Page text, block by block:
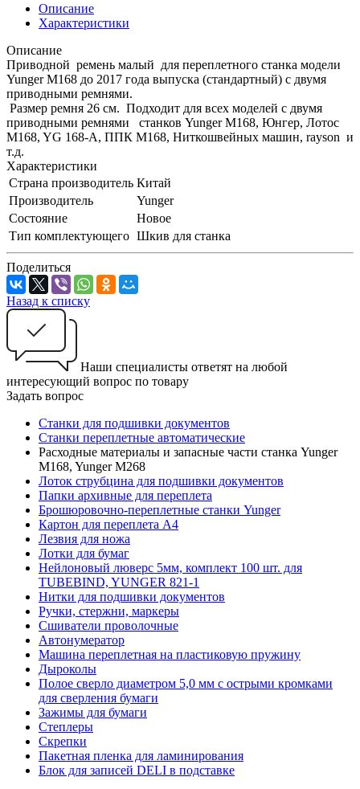
Описание
Характеристики
Описание
Приводной ремень малый для переплетного станка модели
Yunger М168 до 2017 года выпуска (стандартный) с двумя
приводными ремнями.
Размер ремня 26 см. Подходит для всех моделей с двумя
приводными ремнями станков Yunger М168, Юнгер, Лотос
M168, YG 168-A, ППК М168, Ниткошвейных машин, rayson и
т.д.
Характеристики
Страна производитель Китай
Производитель
Yunger
Состояние
Новое
Тип комплектующего Шкив для станка
Поделиться
Назад к списку
Наши специалисты ответят на любой
интересующий вопрос по товару
Задать вопрос
Станки для подшивки документов
Станки переплетные автоматические
Расходные материалы и запасные части станка Yunger
M168, Yunger M268
Лоток струбцина для подшивки документов
Папки архивные для переплета
Брошюровочно-переплетные станки Yunger
Картон для переплета А4
Лезвия для ножа
Лотки для бумаг
Нейлоновый люверс 5мм, комплект 100 шт. для
TUBEBIND, YUNGER 821-1
Нитки для подшивки документов
Ручки, стержни, маркеры
Сшиватели проволочные
Автонумератор
Машина переплетная на пластиковую пружину
Дыроколы
Полое сверло диаметром 5,0 мм с острыми кромками
для сверления бумаги
Зажимы для бумаги
Степлеры
Скрепки
Пакетная пленка для ламинирования
Блок для записей DELI в подставке